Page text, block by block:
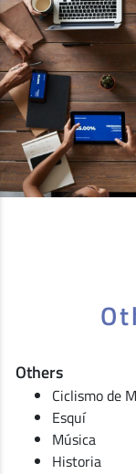
Others
Ciclismo de
Esquí
Música
Historia